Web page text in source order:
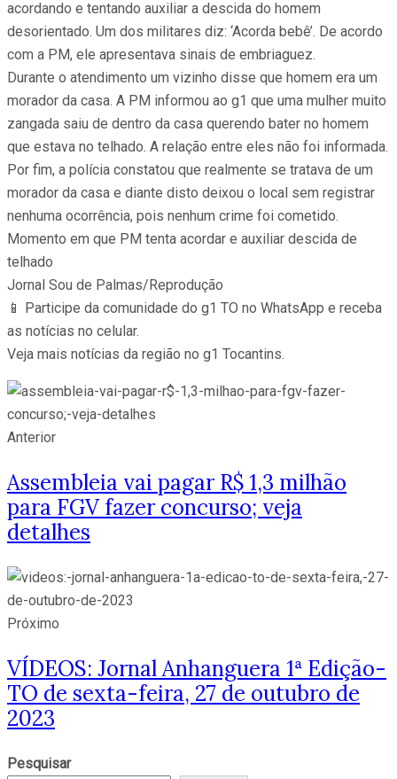
acordando e tentando auxiliar a descida do homem
desorientado. Um dos militares diz: ‘Acorda bebê’. De acordo
com a PM, ele apresentava sinais de embriaguez.
Durante o atendimento um vizinho disse que homem era um
morador da casa. A PM informou ao g1 que uma mulher muito
zangada saiu de dentro da casa querendo bater no homem
que estava no telhado. A relação entre eles não foi informada.
Por fim, a polícia constatou que realmente se tratava de um
morador da casa e diante disto deixou o local sem registrar
nenhuma ocorrência, pois nenhum crime foi cometido.
Momento em que PM tenta acordar e auxiliar descida de
telhado
Jornal Sou de Palmas/Reprodução
📱 Participe da comunidade do g1 TO no WhatsApp e receba
as notícias no celular.
Veja mais notícias da região no g1 Tocantins.
Anterior
Assembleia vai pagar R$ 1,3 milhão
para FGV fazer concurso; veja
detalhes
Próximo
VÍDEOS: Jornal Anhanguera 1ª Edição-
TO de sexta-feira, 27 de outubro de
2023
Pesquisar